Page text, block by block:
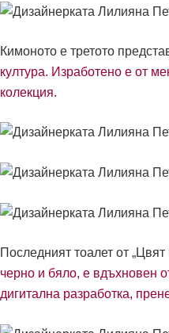
Кимоното е третото
култура. Изработено е от
колекция.
Последният тоалет от
черно и бяло, е вдъхновен
дигитална разработка,